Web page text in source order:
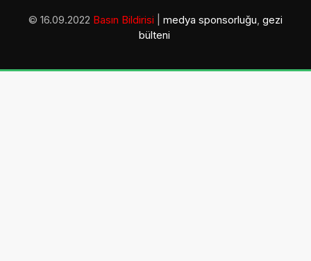
© 16.09.2022 Basın Bildirisi medya sponsorluğu, gezi
bülteni